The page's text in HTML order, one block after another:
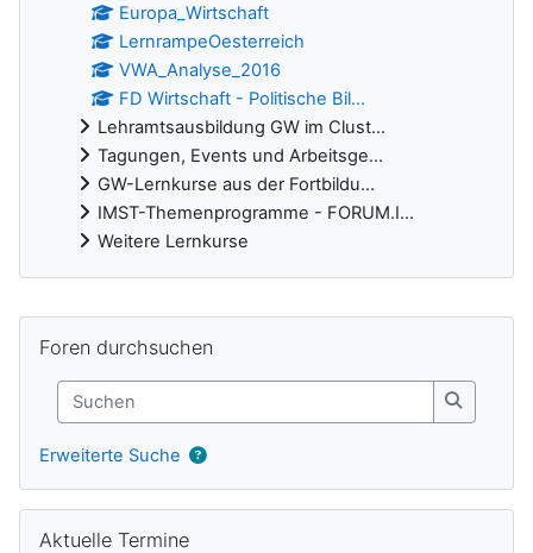
Europa_Wirtschaft
LernrampeOesterreich
VWA_Analyse_2016
FD Wirtschaft - Politische Bil...
Lehramtsausbildung GW im Clust...
Tagungen, Events und Arbeitsge...
GW-Lernkurse aus der Fortbildu...
IMST-Themenprogramme - FORUM.I...
Weitere Lernkurse
Ergänzungsblöcke
Foren durchsuchen
Suchen
Suchen
Erweiterte Suche
Aktuelle Termine